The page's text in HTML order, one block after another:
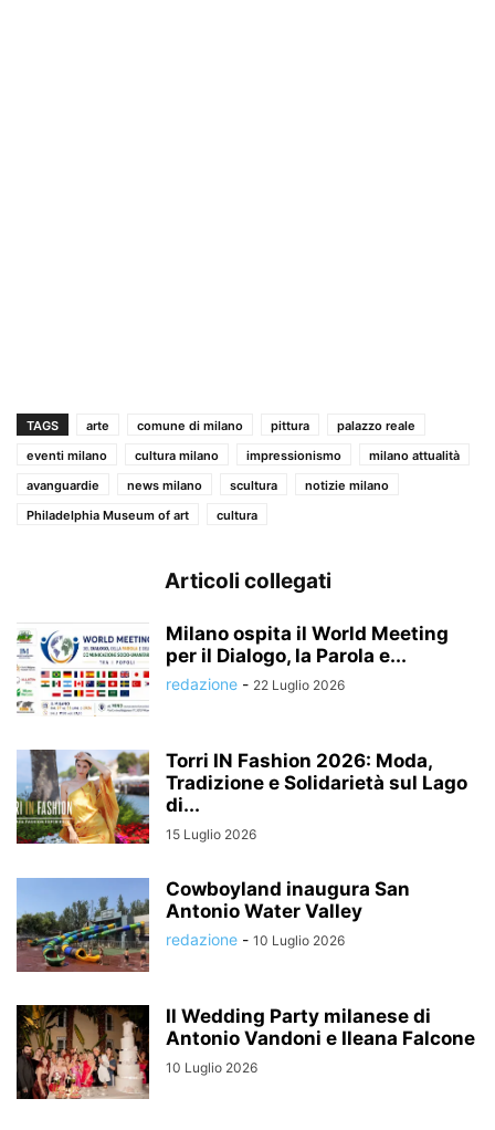
TAGS arte comune di milano pittura
palazzo reale
eventi milano
cultura milano impressionismo
milano attualità
avanguardie
news milano scultura
notizie milano
Philadelphia Museum of art
cultura
Articoli collegati
Milano ospita il World Meeting
per il Dialogo, la Parola e...
redazione - 22 Luglio 2026
Torri IN Fashion 2026: Moda,
Tradizione e Solidarietà sul Lago
di...
15 Luglio 2026
Cowboyland inaugura San
Antonio Water Valley
redazione - 10 Luglio 2026
Il Wedding Party milanese di
Antonio Vandoni e Ileana Falcone
10 Luglio 2026